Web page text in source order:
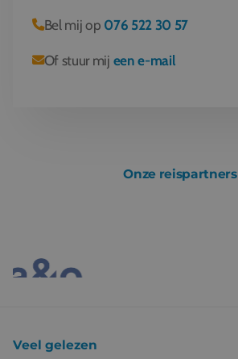
Bel mij op 076 522 30 57
Of stuur mij een e-mail
Onze reispartners
Veel gelezen